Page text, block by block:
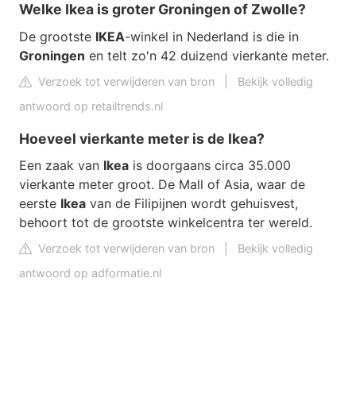
Welke Ikea is groter Groningen of Zwolle?
De grootste IKEA-winkel in Nederland is die in
Groningen en telt zo'n 42 duizend vierkante meter.
Verzoek tot verwijderen van bron
Bekijk volledig
antwoord op retailtrends.nl
Hoeveel vierkante meter is de Ikea?
Een zaak van Ikea is doorgaans circa 35.000
vierkante meter groot. De Mall of Asia, waar de
eerste Ikea van de Filipijnen wordt gehuisvest,
behoort tot de grootste winkelcentra ter wereld.
Verzoek tot verwijderen van bron
Bekijk volledig
antwoord op adformatie.nl